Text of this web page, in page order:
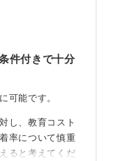
件付きで十分
可能です。
し、教育コスト
率について慎重
ると考えてくだ